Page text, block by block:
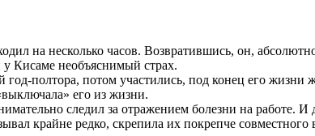
на несколько часов. Возвратившись, он,
у Кисаме необъяснимый страх.
полтора, потом участились, под конец его
его из жизни.
следил за отражением болезни на работе.
крайне редко, скрепила их покрепче